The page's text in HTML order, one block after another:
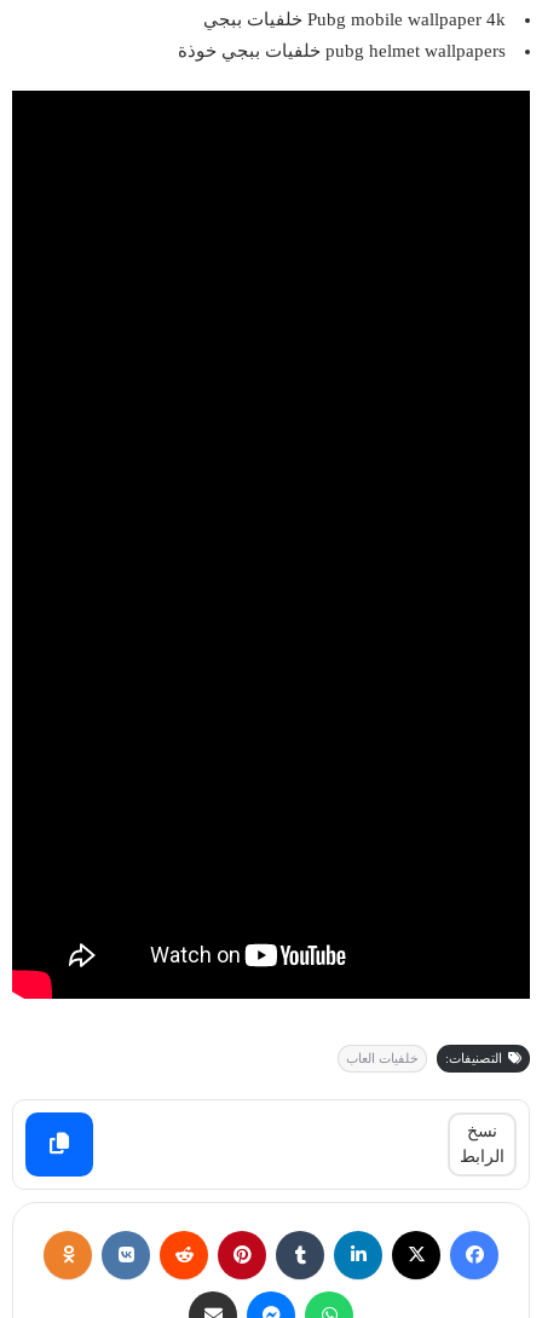
Pubg mobile wallpaper 4k خلفيات ببجي
pubg helmet wallpapers خلفيات ببجي خوذة
التصنيفات: خلفيات العاب
نسخ
الرابط